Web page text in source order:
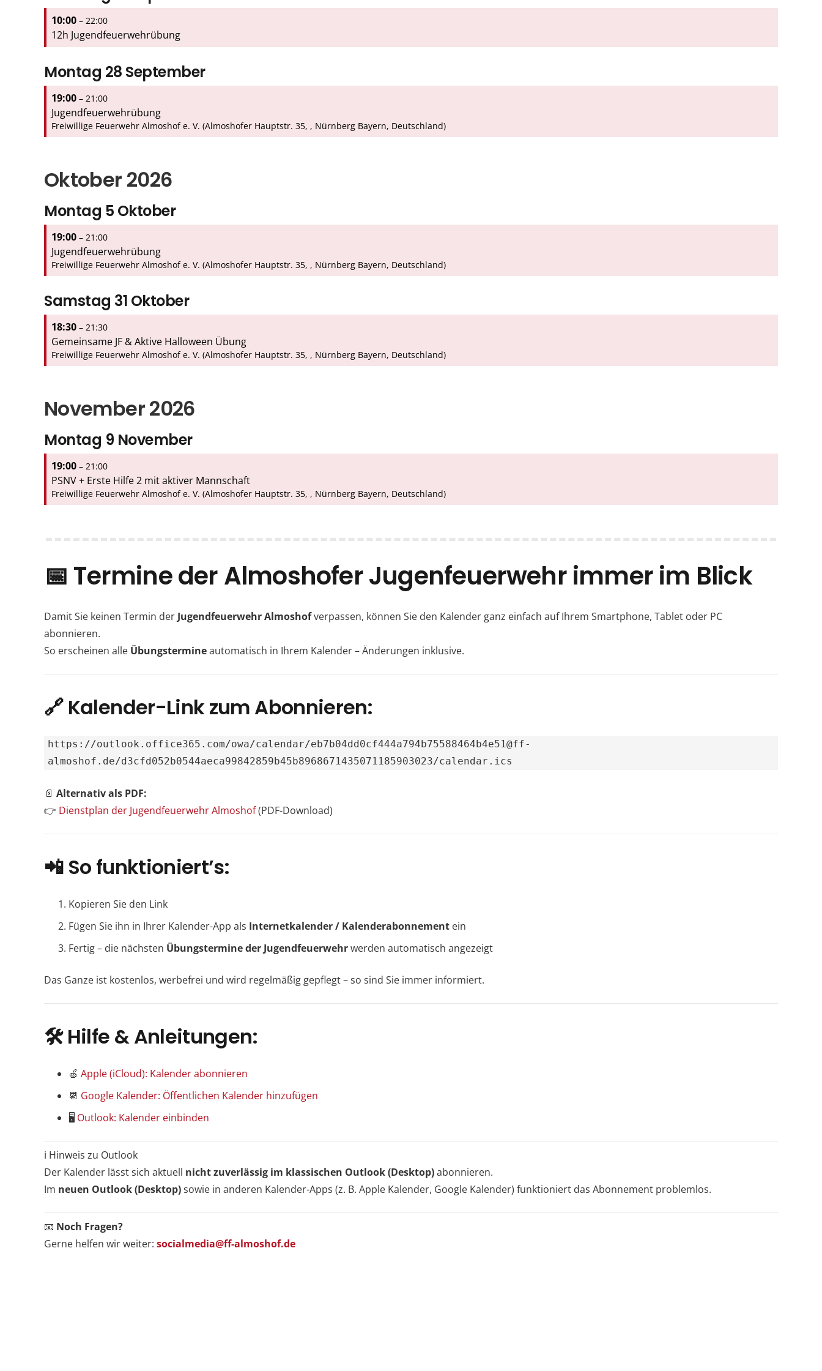
10:00 – 22:00
12h Jugendfeuerwehrübung
Montag 28 September
19:00 – 21:00
Jugendfeuerwehrübung
Freiwillige Feuerwehr Almoshof e. V. (Almoshofer Hauptstr. 35, , Nürnberg Bayern, Deutschland)
Oktober 2026
Montag 5 Oktober
19:00 – 21:00
Jugendfeuerwehrübung
Freiwillige Feuerwehr Almoshof e. V. (Almoshofer Hauptstr. 35, , Nürnberg Bayern, Deutschland)
Samstag 31 Oktober
18:30 – 21:30
Gemeinsame JF & Aktive Halloween Übung
Freiwillige Feuerwehr Almoshof e. V. (Almoshofer Hauptstr. 35, , Nürnberg Bayern, Deutschland)
November 2026
Montag 9 November
19:00 – 21:00
PSNV + Erste Hilfe 2 mit aktiver Mannschaft
Freiwillige Feuerwehr Almoshof e. V. (Almoshofer Hauptstr. 35, , Nürnberg Bayern, Deutschland)
📅 Termine der Almoshofer Jugenfeuerwehr immer im Blick
Damit Sie keinen Termin der Jugendfeuerwehr Almoshofverpassen, können Sie den Kalender ganz einfach auf Ihrem Smartphone, Tablet oder PC
abonnieren.
So erscheinen alle Übungstermineautomatisch in Ihrem Kalender – Änderungen inklusive.
🔗 Kalender-Link zum Abonnieren:
https://outlook.office365.com/owa/calendar/eb7b04dd0cf444a794b75588464b4e51@ff-
almoshof.de/d3cfd052b0544aeca99842859b45b8968671435071185903023/calendar.ics
📄 Alternativ als PDF:
👉 Dienstplan der Jugendfeuerwehr Almoshof(PDF-Download)
📲 So funktioniert’s:
Kopieren Sie den Link
Fügen Sie ihn in Ihrer Kalender-App als Internetkalender / Kalenderabonnement ein
Fertig – die nächsten Übungstermine der Jugendfeuerwehrwerden automatisch angezeigt
Das Ganze ist kostenlos, werbefrei und wird regelmäßig gepflegt – so sind Sie immer informiert.
🛠️ Hilfe & Anleitungen:
🍏 Apple (iCloud): Kalender abonnieren
📆 Google Kalender: Öffentlichen Kalender hinzufügen
🖥️ Outlook: Kalender einbinden
ℹ️ Hinweis zu Outlook
Der Kalender lässt sich aktuell nicht zuverlässig im klassischen Outlook (Desktop)abonnieren.
Im neuen Outlook (Desktop)sowie in anderen Kalender-Apps (z. B. Apple Kalender, Google Kalender) funktioniert das Abonnement problemlos.
📧 Noch Fragen?
Gerne helfen wir weiter: socialmedia@ff-almoshof.de
Letzte Beiträge Letzte Einsätze Kontakt